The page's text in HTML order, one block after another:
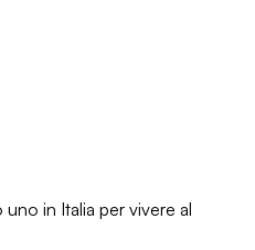
in Italia per vivere al